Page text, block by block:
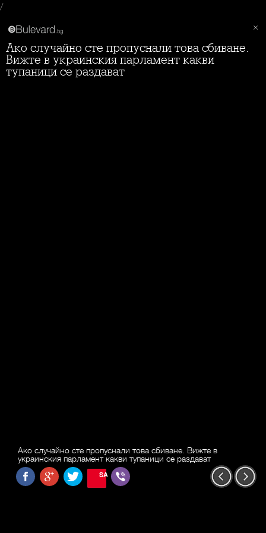
/
Ако случайно сте пропуснали това сбиване.
Вижте в украинския парламент какви
тупаници се раздават
Ако случайно сте пропуснали това сбиване. Вижте в
украинския парламент какви тупаници се раздават
SAVE